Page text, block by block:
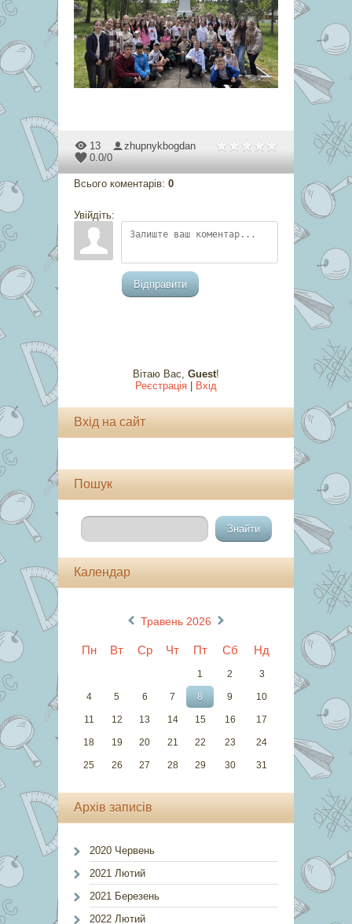
13
zhupnykbogdan
0.0/0
Всього коментарів: 0
Увійдіть:
Відправити
Вітаю Вас, Guest!
Реєстрація
Вхід
Вхід на сайт
Пошук
Календар
Травень 2026
Пн Вт Ср Чт Пт Сб Нд
1 2 3
4 5 6 7 8 9 10
11 12 13 14 15 16 17
18 19 20 21 22 23 24
25 26 27 28 29 30 31
Архів записів
2020 Червень
2021 Лютий
2021 Березень
2022 Лютий